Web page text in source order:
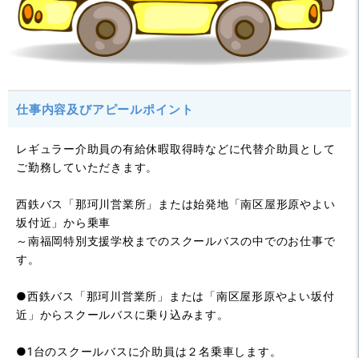
仕事内容及びアピールポイント
レギュラー介助員の有給休暇取得時などに代替介助員として
ご勤務していただきます。
西鉄バス「那珂川営業所」または始発地「南区屋形原やよい
坂付近」から乗車
～南福岡特別支援学校までのスクールバスの中でのお仕事で
す。
●西鉄バス「那珂川営業所」または「南区屋形原やよい坂付
近」からスクールバスに乗り込みます。
●1台のスクールバスに介助員は２名乗車します。